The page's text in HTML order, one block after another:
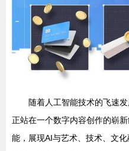
随着人工智能技术的飞速
正站在一个数字内容创作的崭
能，展现AI与艺术、技术、文